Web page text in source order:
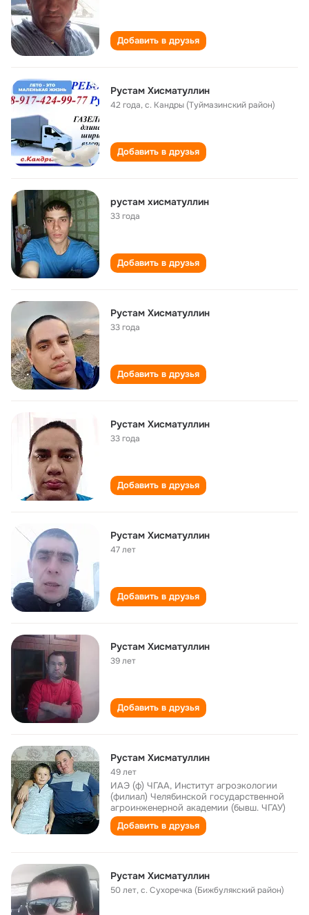
Добавить в друзья
Рустам Хисматуллин
42 года,с. Кандры (Туймазинский район)
Добавить в друзья
рустам хисматуллин
33 года
Добавить в друзья
Рустам Хисматуллин
33 года
Добавить в друзья
Рустам Хисматуллин
33 года
Добавить в друзья
Рустам Хисматуллин
47 лет
Добавить в друзья
Рустам Хисматуллин
39 лет
Добавить в друзья
Рустам Хисматуллин
49 лет
ИАЭ (ф) ЧГАА, Институт агроэкологии
(филиал) Челябинской государственной
агроинженерной академии (бывш. ЧГАУ)
Добавить в друзья
Рустам Хисматуллин
50 лет,с. Сухоречка (Бижбулякский район)